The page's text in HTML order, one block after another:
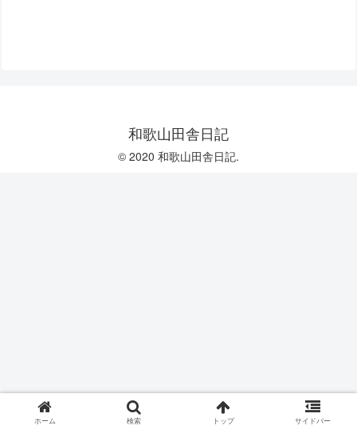
和歌山田舎日記
© 2020 和歌山田舎日記.
ホーム 検索 トップ サイドバー